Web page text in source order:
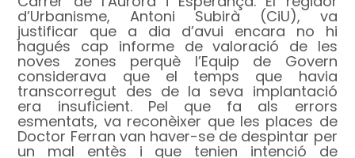
d’Urbanisme, Antoni Subirà (CiU), va
justificar que a dia d’avui encara no hi
hagués cap informe de valoració de les
noves zones perquè l’Equip de Govern
considerava que el temps que havia
transcorregut des de la seva implantació
era insuficient. Pel que fa als errors
esmentats, va reconèixer que les places de
Doctor Ferran van haver-se de despintar per
un mal entès i que tenien intenció de